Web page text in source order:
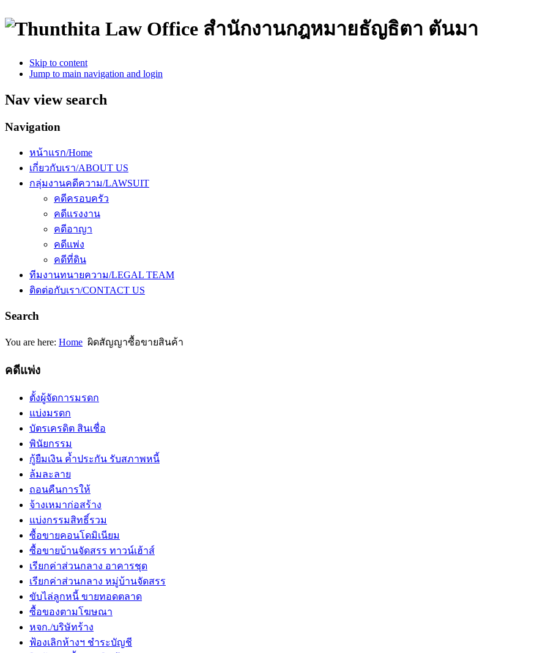
สำนักงานกฎหมายธัญธิตา ตันมา
Skip to content
Jump to main navigation and login
Nav view search
Navigation
หน้าแรก/Home
เกี่ยวกับเรา/ABOUT US
กลุ่มงานคดีความ/LAWSUIT
คดีครอบครัว
คดีแรงงาน
คดีอาญา
คดีแพ่ง
คดีที่ดิน
ทีมงานทนายความ/LEGAL TEAM
ติดต่อกับเรา/CONTACT US
Search
You are here: Home ผิดสัญญาซื้อขายสินค้า
คดีแพ่ง
ตั้งผู้จัดการมรดก
แบ่งมรดก
บัตรเครดิต สินเชื่อ
พินัยกรรม
กู้ยืมเงิน ค้ำประกัน รับสภาพหนี้
ล้มละลาย
ถอนคืนการให้
จ้างเหมาก่อสร้าง
แบ่งกรรมสิทธิ์รวม
ซื้อขายคอนโดมิเนียม
ซื้อขายบ้านจัดสรร ทาวน์เฮ้าส์
เรียกค่าส่วนกลาง อาคารชุด
เรียกค่าส่วนกลาง หมู่บ้านจัดสรร
ขับไล่ลูกหนี้ ขายทอดตลาด
ซื้อของตามโฆษณา
หจก./บริษัทร้าง
ฟ้องเลิกห้างฯ ชำระบัญชี